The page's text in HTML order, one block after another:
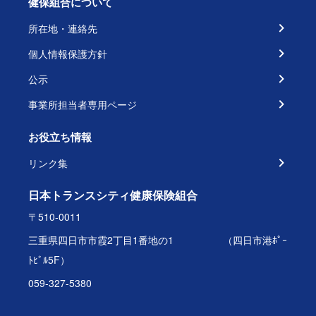
所在地・連絡先
個人情報保護方針
公示
事業所担当者専用ページ
お役立ち情報
リンク集
日本トランスシティ健康保険組合
〒510-0011
三重県四日市市霞2丁目1番地の1 （四日市港ﾎﾟｰ
ﾄﾋﾞﾙ5F）
059-327-5380